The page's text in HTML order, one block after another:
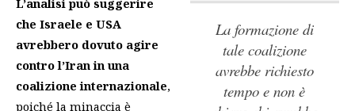
La formazione di
tale coalizione
avrebbe richiesto
tempo e non è
L’analisi può suggerire
che Israele e USA
avrebbero dovuto agire
contro l’Iran in una
coalizione internazionale,
poiché la minaccia è